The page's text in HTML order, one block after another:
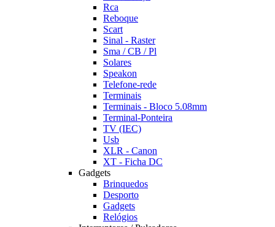
Rca
Reboque
Scart
Sinal - Raster
Sma / CB / Pl
Solares
Speakon
Telefone-rede
Terminais
Terminais - Bloco 5.08mm
Terminal-Ponteira
TV (IEC)
Usb
XLR - Canon
XT - Ficha DC
Gadgets
Brinquedos
Desporto
Gadgets
Relógios